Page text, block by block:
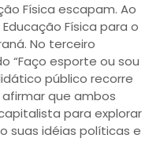
Física escapam. Ao
Física para o
No terceiro
“Faço esporte ou sou
público recorre
que ambos
para explorar
suas idéias políticas e